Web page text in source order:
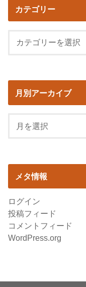
カテゴリー
月別アーカイブ
メタ情報
ログイン
投稿フィード
コメントフィード
WordPress.org